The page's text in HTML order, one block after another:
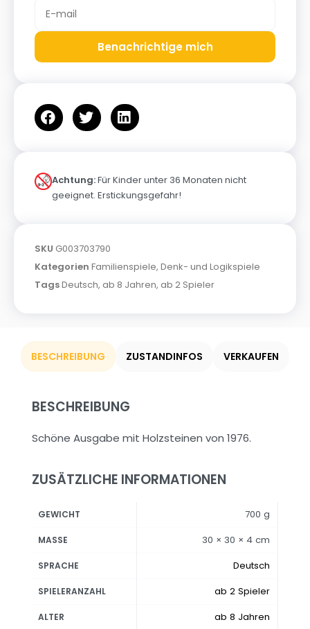
Benachrichtige mich
Achtung:Für Kinder unter 36 Monaten nicht
geeignet. Erstickungsgefahr!
SKU G003703790
Kategorien Familienspiele, Denk- und Logikspiele
TagsDeutsch, ab 8 Jahren, ab 2 Spieler
BESCHREIBUNG ZUSTANDINFOS VERKAUFEN
BESCHREIBUNG
Schöne Ausgabe mit Holzsteinen von 1976.
ZUSÄTZLICHE INFORMATIONEN
GEWICHT 700 g
MASSE 30 × 30 × 4 cm
SPRACHE Deutsch
SPIELERANZAHL ab 2 Spieler
ALTER ab 8 Jahren